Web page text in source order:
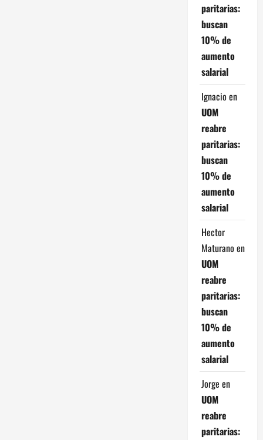
paritarias:
buscan
10% de
aumento
salarial
Ignacio en
UOM
reabre
paritarias:
buscan
10% de
aumento
salarial
Hector
Maturano en
UOM
reabre
paritarias:
buscan
10% de
aumento
salarial
Jorge en
UOM
reabre
paritarias: